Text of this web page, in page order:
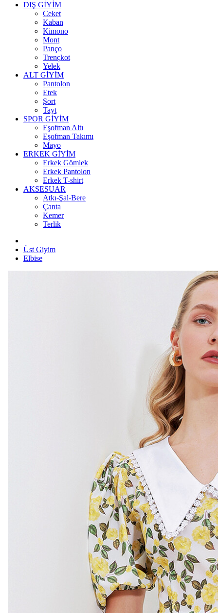
DIŞ GİYİM
Ceket
Kaban
Kimono
Mont
Panço
Trençkot
Yelek
ALT GİYİM
Pantolon
Etek
Şort
Tayt
SPOR GİYİM
Eşofman Altı
Eşofman Takımı
Mayo
ERKEK GİYİM
Erkek Gömlek
Erkek Pantolon
Erkek T-shirt
AKSESUAR
Atkı-Şal-Bere
Çanta
Kemer
Terlik
Üst Giyim
Elbise